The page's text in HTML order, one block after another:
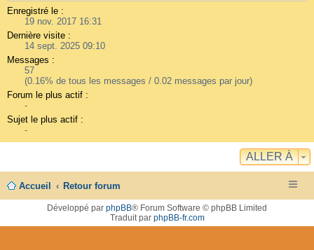
Enregistré le :
19 nov. 2017 16:31
Dernière visite :
14 sept. 2025 09:10
Messages :
57
(0.16% de tous les messages / 0.02 messages par jour)
Forum le plus actif :
-
Sujet le plus actif :
-
ALLER À
Accueil Retour forum
Développé par phpBB® Forum Software © phpBB Limited
Traduit par phpBB-fr.com